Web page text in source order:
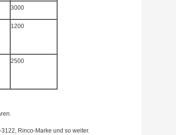
3000
1200
2500
Rinco-Marke und so weiter.